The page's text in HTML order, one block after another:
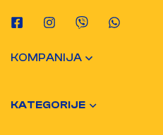
KOMPANIJA
KATEGORIJE